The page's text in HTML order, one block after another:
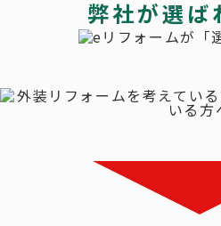
弊社が選ば